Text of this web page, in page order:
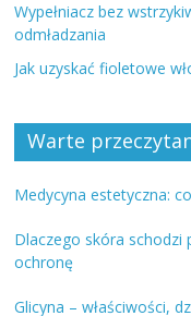
Wypełniacz bez
odmładzania
Jak uzyskać fioletowe
Warte
Medycyna estetyczna:
Dlaczego skóra schodzi
ochronę
Glicyna – właściwości,